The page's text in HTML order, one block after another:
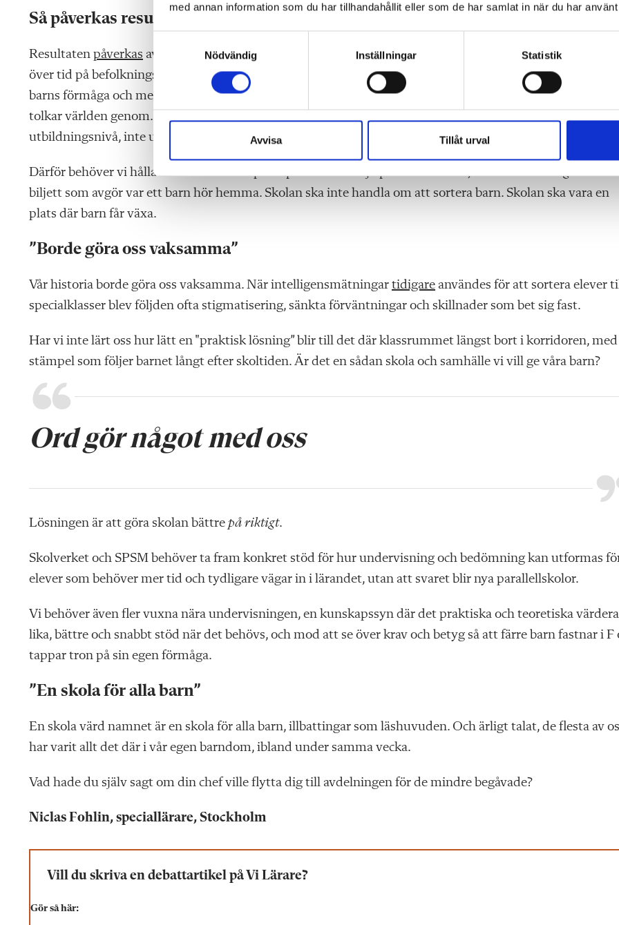
med annan information som du har tillhandahållit eller som de har samlat in när du har
a
m
k
s
v
l
Nödvändig Inställningar Statistik
Avvisa Tillåt urval
Så påverkas resultaten
Resultaten påverkas av språkbakgrund, skolvana och livsvillkor, och vi vet också att testpoäng kan
över tid på befolkningsnivå när miljön förändras. Då riskerar sorteringen i praktiken att handla mindre
barns förmåga och mer om vilka villkor de vuxit upp med, vilket språk de bär med sig och vilken kultur
tolkar världen genom. Och plötsligt bygger vi ett A- och B-lag utifrån bakgrund och föräldrarnas
utbildningsnivå, inte utifrån behov.
Därför behöver vi hålla fast vid en enkel princip: tester kan hjälpa oss att förstå, men de fåraldrigbli en
biljett som avgör var ett barn hör hemma. Skolan ska inte handla om att sortera barn. Skolan ska vara en
plats där barn får växa.
”Borde göra oss vaksamma”
Vår historia borde göra oss vaksamma. När intelligensmätningar tidigare användes för att sortera elever
specialklasser blev följden ofta stigmatisering, sänkta förväntningar och skillnader som bet sig fast.
Har vi inte lärt oss hur lätt en "praktisk lösning” blir till det där klassrummet längst bort i korridoren, med
stämpel som följer barnet långt efter skoltiden. Är det en sådan skola och samhälle vi vill ge våra barn?
Ord gör något med oss
Lösningen är att göra skolan bättre på riktigt.
Skolverket och SPSM behöver ta fram konkret stöd för hur undervisning och bedömning kan utformas
elever som behöver mer tid och tydligare vägar in i lärandet, utan att svaret blir nya parallellskolor.
Vi behöver även fler vuxna nära undervisningen, en kunskapssyn där det praktiska och teoretiska
lika, bättre och snabbt stöd när det behövs, och mod att se över krav och betyg så att färre barn fastnar i F
tappar tron på sin egen förmåga.
”En skola för alla barn”
En skola värd namnet är en skola för alla barn, illbattingar som läshuvuden. Och ärligt talat, de flesta av
har varit allt det där i vår egen barndom, ibland under samma vecka.
Vad hade du själv sagt om din chef ville flytta dig till avdelningen för de mindre begåvade?
Niclas Fohlin, speciallärare, Stockholm
Vill du skriva en debattartikel på Vi Lärare?
Gör så här: